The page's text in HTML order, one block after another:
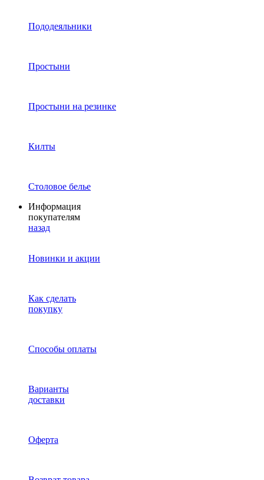
Пододеяльники
Простыни
Простыни на резинке
Килты
Столовое белье
Информация
покупателям
назад
Новинки и акции
Как сделать
покупку
Способы оплаты
Варианты
доставки
Оферта